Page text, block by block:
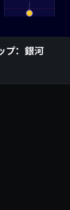
プ：銀河